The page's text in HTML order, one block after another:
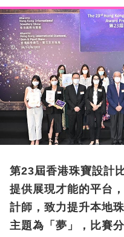
第23屆香港珠寶設計
提供展現才能的平台
計師，致力提升本地
主題為「夢」，比賽